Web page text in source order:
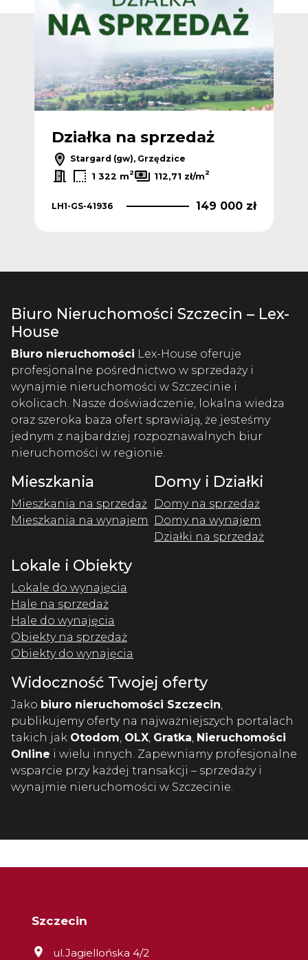
Działka na sprzedaż
Stargard (gw), Grzędzice
1 322 m2 112,71 zł/m2
LH1-GS-41936 149 000 zł
Biuro Nieruchomości Szczecin – Lex-
House
Biuro nieruchomości Lex-House oferuje
profesjonalne pośrednictwo w sprzedaży i
wynajmie nieruchomości w Szczecinie i
okolicach. Nasze doświadczenie, lokalna wiedza
oraz szeroka baza ofert sprawiają, że jesteśmy
jednym z najbardziej rozpoznawalnych biur
nieruchomości w regionie.
Mieszkania
Mieszkania na sprzedaż
Mieszkania na wynajem
Domy i Działki
Domy na sprzedaż
Domy na wynajem
Działki na sprzedaż
Lokale i Obiekty
Lokale do wynajęcia
Hale na sprzedaż
Hale do wynajęcia
Obiekty na sprzedaż
Obiekty do wynajęcia
Widoczność Twojej oferty
Jako biuro nieruchomości Szczecin,
publikujemy oferty na najważniejszych portalach
takich jak Otodom, OLX, Gratka, Nieruchomości
Online i wielu innych. Zapewniamy profesjonalne
wsparcie przy każdej transakcji – sprzedaży i
wynajmie nieruchomości w Szczecinie.
Szczecin
ul.Jagiellońska 4/2